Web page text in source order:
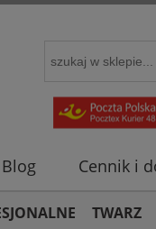
Blog Cennik i
TWARZ